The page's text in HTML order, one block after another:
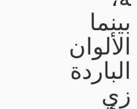
بينما
الألوان
الباردة
زي